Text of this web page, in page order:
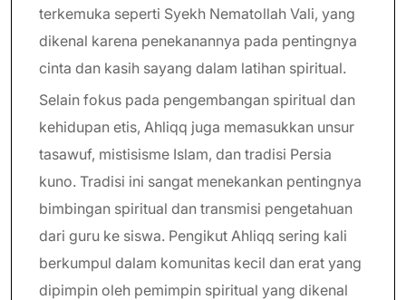
terkemuka seperti Syekh Nematollah Vali, yang
dikenal karena penekanannya pada pentingnya
cinta dan kasih sayang dalam latihan spiritual.
Selain fokus pada pengembangan spiritual dan
kehidupan etis, Ahliqq juga memasukkan unsur
tasawuf, mistisisme Islam, dan tradisi Persia
kuno. Tradisi ini sangat menekankan pentingnya
bimbingan spiritual dan transmisi pengetahuan
dari guru ke siswa. Pengikut Ahliqq sering kali
berkumpul dalam komunitas kecil dan erat yang
dipimpin oleh pemimpin spiritual yang dikenal